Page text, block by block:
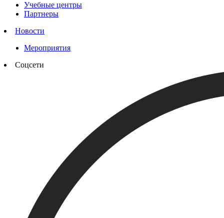
Учебные центры
Партнеры
Новости
Мероприятия
Соцсети